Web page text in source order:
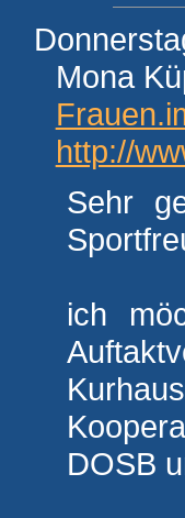
Mona
http://
Sehr
ich
DOSB